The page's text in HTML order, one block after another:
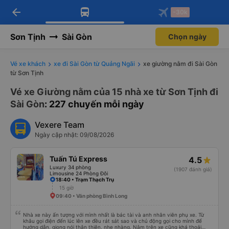
Tải app Vexere ngay!
Nhận ưu đãi thành viên độc
Mở app
Tải app Vexere
-30k/ghế khi đặt vé máy bay qua
Mở app
arrow_back -30k
Sơn Tịnh Sài Gòn Chọn ngày
Vé xe khách xe đi Sài Gòn từ Quảng Ngãi
xe giường nằm đi Sài Gòn
từ Sơn Tịnh
Vé xe Giường nằm của 15 nhà xe từ Sơn Tịnh đi
Sài Gòn: 227 chuyến mỗi ngày
Vexere Team
Ngày cập nhật: 09/08/2026
Tuấn Tú Express
Luxury 34 phòng
Limousine 24 Phòng Đôi
4.5
(1907 đánh giá)
18:40 • Trạm Thạch Trụ
15 giờ
09:40 • Văn phòng Bình Long
Nhà xe này ấn tượng với mình nhất là bác tài và anh nhân viên phụ xe. Từ
khâu gọi điện đến lúc lên xe đều rát sát sao và chủ động gọi cho mình để
hướng dẫn, giọng nói thân thiện, nhẹ nhàng. Nằm trên xe cũng khá thoải